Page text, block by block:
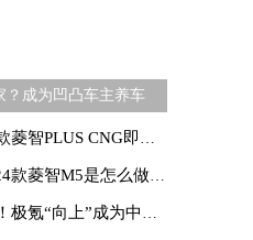
？成为凹凸车主养车
CNG即将上市！
智M5是怎么做到的？
成为中国豪华纯电年度销冠